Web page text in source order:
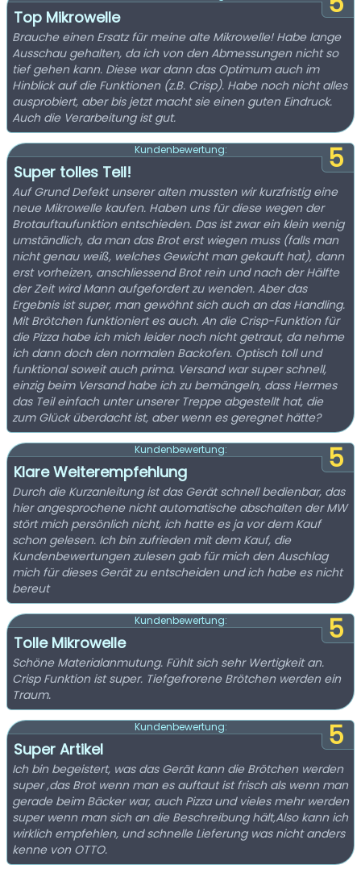
Top Mikrowelle
Brauche einen Ersatz für meine alte Mikrowelle! Habe lange
Ausschau gehalten, da ich von den Abmessungen nicht so
tief gehen kann. Diese war dann das Optimum auch im
Hinblick auf die Funktionen (z.B. Crisp). Habe noch nicht alles
ausprobiert, aber bis jetzt macht sie einen guten Eindruck.
Auch die Verarbeitung ist gut.
5
Kundenbewertung:
Super tolles Teil!
Auf Grund Defekt unserer alten mussten wir kurzfristig eine
neue Mikrowelle kaufen. Haben uns für diese wegen der
Brotauftaufunktion entschieden. Das ist zwar ein klein wenig
umständlich, da man das Brot erst wiegen muss (falls man
nicht genau weiß, welches Gewicht man gekauft hat), dann
erst vorheizen, anschliessend Brot rein und nach der Hälfte
der Zeit wird Mann aufgefordert zu wenden. Aber das
Ergebnis ist super, man gewöhnt sich auch an das Handling.
Mit Brötchen funktioniert es auch. An die Crisp-Funktion für
die Pizza habe ich mich leider noch nicht getraut, da nehme
ich dann doch den normalen Backofen. Optisch toll und
funktional soweit auch prima. Versand war super schnell,
einzig beim Versand habe ich zu bemängeln, dass Hermes
das Teil einfach unter unserer Treppe abgestellt hat, die
zum Glück überdacht ist, aber wenn es geregnet hätte?
5
Kundenbewertung:
Klare Weiterempfehlung
Durch die Kurzanleitung ist das Gerät schnell bedienbar, das
hier angesprochene nicht automatische abschalten der MW
stört mich persönlich nicht, ich hatte es ja vor dem Kauf
schon gelesen. Ich bin zufrieden mit dem Kauf, die
Kundenbewertungen zulesen gab für mich den Auschlag
mich für dieses Gerät zu entscheiden und ich habe es nicht
bereut
5
Kundenbewertung:
Tolle Mikrowelle
Schöne Materialanmutung. Fühlt sich sehr Wertigkeit an.
Crisp Funktion ist super. Tiefgefrorene Brötchen werden ein
Traum.
5
Kundenbewertung:
Super Artikel
Ich bin begeistert, was das Gerät kann die Brötchen werden
super ,das Brot wenn man es auftaut ist frisch als wenn man
gerade beim Bäcker war, auch Pizza und vieles mehr werden
super wenn man sich an die Beschreibung hält,Also kann ich
wirklich empfehlen, und schnelle Lieferung was nicht anders
kenne von OTTO.